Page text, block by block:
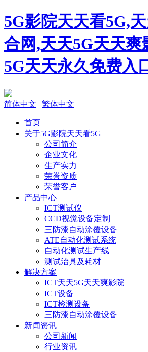
5G影院天天看5G,
合网,天天5G天天爽
5G天天永久免费入
简体中文 | 繁体中文
首页
关于5G影院天天看5G
公司简介
企业文化
生产实力
荣誉资质
荣誉客户
产品中心
ICT测试仪
CCD视觉设备定制
三防漆自动涂覆设备
ATE自动化测试系统
自动化测试生产线
测试治具及耗材
解决方案
ICT天天5G天天爽影院
ICT设备
ICT检测设备
三防漆自动涂覆设备
新闻资讯
公司新闻
行业资讯